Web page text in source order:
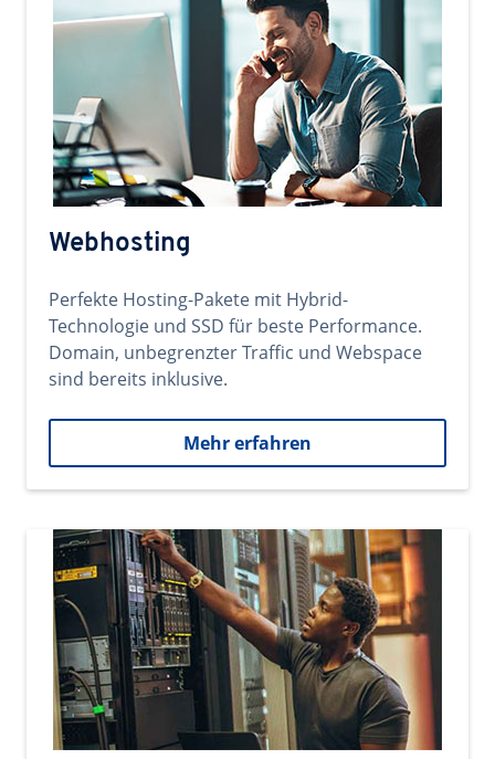
Webhosting
Perfekte Hosting-Pakete mit Hybrid-
Technologie und SSD für beste Performance.
Domain, unbegrenzter Traffic und Webspace
sind bereits inklusive.
Mehr erfahren